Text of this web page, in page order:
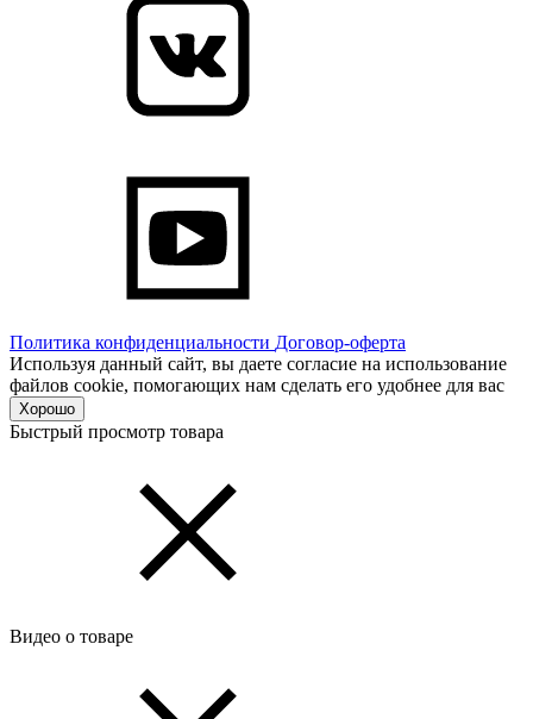
Политика конфиденциальности Договор-оферта
Используя данный сайт, вы даете согласие на использование
файлов cookie, помогающих нам сделать его удобнее для вас
Хорошо
Быстрый просмотр товара
Видео о товаре